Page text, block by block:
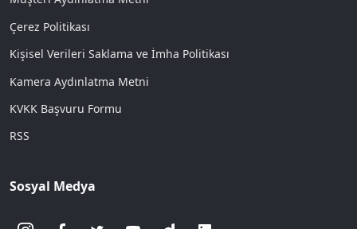
Çerez Politikası
Kişisel Verileri Saklama ve İmha Politikası
Kamera Aydınlatma Metni
KVKK Başvuru Formu
RSS
Sosyal Medya